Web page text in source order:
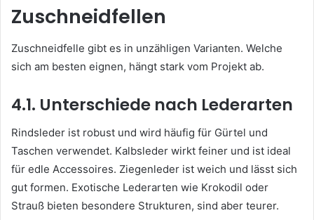
Zuschneidfellen
Zuschneidfelle gibt es in unzähligen Varianten. Welche
sich am besten eignen, hängt stark vom Projekt ab.
4.1. Unterschiede nach Lederarten
Rindsleder ist robust und wird häufig für Gürtel und
Taschen verwendet. Kalbsleder wirkt feiner und ist ideal
für edle Accessoires. Ziegenleder ist weich und lässt sich
gut formen. Exotische Lederarten wie Krokodil oder
Strauß bieten besondere Strukturen, sind aber teurer.